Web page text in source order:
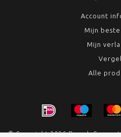
Account
Mijn
Mijn
Alle
© Copyright 2026 Rumah